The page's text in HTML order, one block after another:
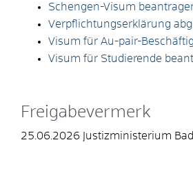
Schengen-Visum
Verpflichtungserklärung
Visum für Au-pair-
Visum für Studierende
Freigabevermerk
25.06.2026 Justizministerium